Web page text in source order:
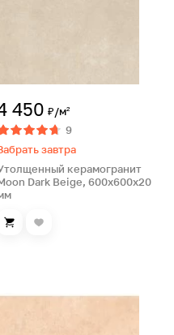
450 ₽/м²
9
завтра
керамогранит
Dark Beige, 600х600х20